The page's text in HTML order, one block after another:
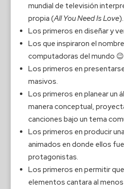
mundial de televisión
propia (All You Need Is Love).
Los primeros en diseñar y
Los que inspiraron el
computadoras del mundo 😉
Los primeros en
masivos.
Los primeros en planear un
manera conceptual,
canciones bajo un tema
Los primeros en producir
animados en donde ellos
protagonistas.
Los primeros en permitir
elementos cantara al menos